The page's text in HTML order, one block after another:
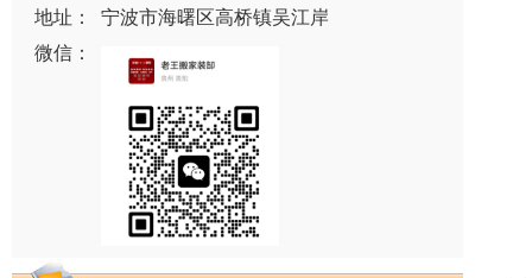
地址：
宁波市海曙区高桥镇吴江岸
微信：